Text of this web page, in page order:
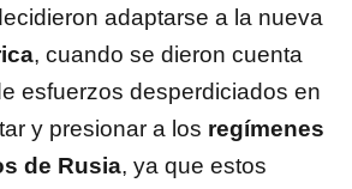
adaptarse a la nueva
, cuando se dieron cuenta
esfuerzos desperdiciados en
y presionar a los regímenes
de Rusia, ya que estos